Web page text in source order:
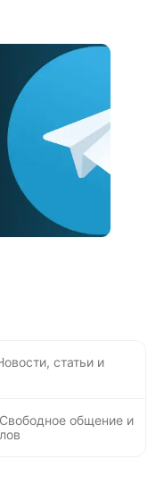
статьи и
Свободное общение и